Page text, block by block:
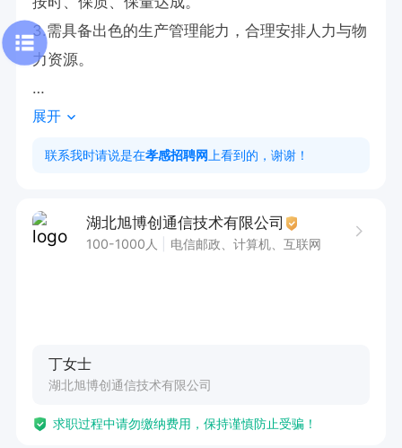
3.需具备出色的生产管理能力，合理安排人力与物
力资源。
岗位职责：
1. 主导光纤器材生产线日常管理工作，把控生产计
程，致力于提升生产效率与产品良率。
位补贴、内推奖、优秀员工奖、节日福利。
间，还有五险、免费培训等福利。
展开
联系我时请说是在孝感招聘网 上看到的，谢谢！
湖北旭博创通信技术有限公司
100-1000人 电信邮政、计算机、互联网
丁女士
湖北旭博创通信技术有限公司
求职过程中请勿缴纳费用，保持谨慎防止受骗！